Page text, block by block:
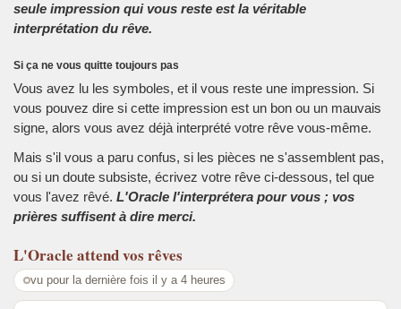
seule impression qui vous reste est la véritable
interprétation du rêve.
Si ça ne vous quitte toujours pas
Vous avez lu les symboles, et il vous reste une impression. Si
vous pouvez dire si cette impression est un bon ou un mauvais
signe, alors vous avez déjà interprété votre rêve vous-même.
Mais s'il vous a paru confus, si les pièces ne s'assemblent pas,
ou si un doute subsiste, écrivez votre rêve ci-dessous, tel que
vous l'avez rêvé. L'Oracle l'interprétera pour vous ; vos
prières suffisent à dire merci.
L'Oracle attend vos rêves
vu pour la dernière fois il y a 4 heures